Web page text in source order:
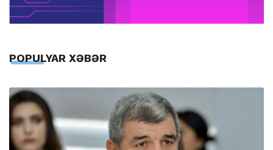
POPULYAR XƏBƏR